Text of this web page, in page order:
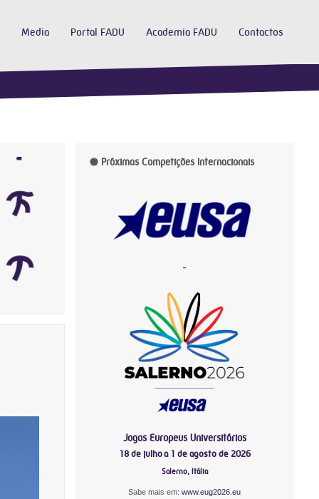
Media Portal FADU Academia FADU Contactos
Próximas Competições Internacionais
-
Jogos Europeus Universitários
18 de julho a 1 de agosto de 2026
Salerno, Itália
Sabe mais em:www.eug2026.eu